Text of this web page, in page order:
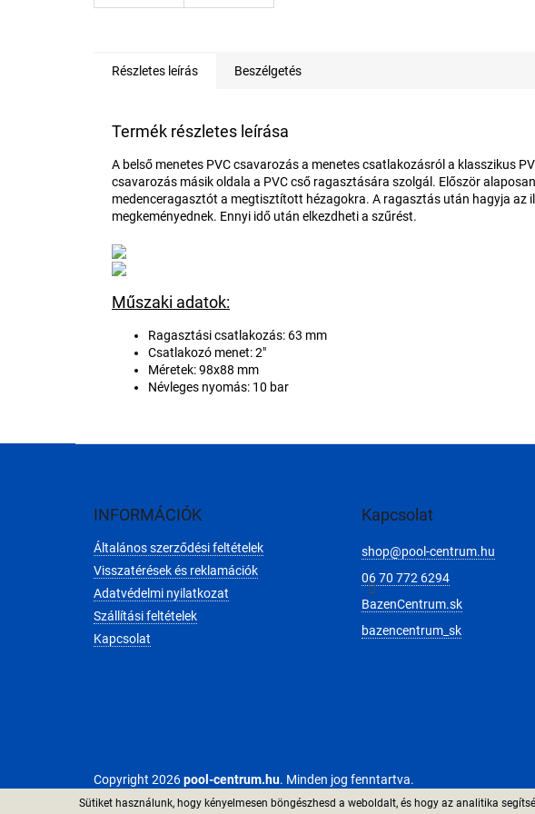
Sütiket használunk, hogy kényelmesen böngészhesd a weboldalt, és hogy az analitika
Részletes leírás Beszélgetés
Termék részletes leírása
A belső menetes PVC csavarozás a menetes csatlakozásról a klasszikus
csavarozás másik oldala a PVC cső ragasztására szolgál. Először
medenceragasztót a megtisztított hézagokra. A ragasztás után hagyja
megkeményednek. Ennyi idő után elkezdheti a szűrést.
Műszaki adatok:
Ragasztási csatlakozás: 63 mm
Csatlakozó menet: 2"
Méretek: 98x88 mm
Névleges nyomás: 10 bar
INFORMÁCIÓK
Általános szerződési feltételek
Visszatérések és reklamációk
Adatvédelmi nyilatkozat
Szállítási feltételek
Kapcsolat
Kapcsolat
shop@pool-centrum.hu
06 70 772 6294
BazenCentrum.sk
bazencentrum_sk
Copyright 2026pool-centrum.hu. Minden jog fenntartva.